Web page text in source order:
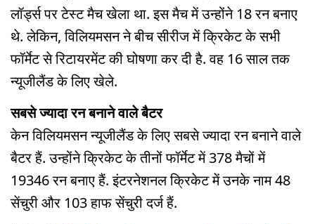
लॉर्ड्स पर टेस्ट मैच खेला था. इस मैच में उन्होंने 18 रन बनाए
थे. लेकिन, विलियमसन ने बीच सीरीज में क्रिकेट के सभी
फॉर्मेट से रिटायरमेंट की घोषणा कर दी है. वह 16 साल तक
न्यूजीलैंड के लिए खेले.
सबसे ज्यादा रन बनाने वाले बैटर
केन विलियमसन न्यूजीलैंड के लिए सबसे ज्यादा रन बनाने वाले
बैटर हैं. उन्होंने क्रिकेट के तीनों फॉर्मेट में 378 मैचों में
19346 रन बनाए हैं. इंटरनेशनल क्रिकेट में उनके नाम 48
सेंचुरी और 103 हाफ सेंचुरी दर्ज हैं.